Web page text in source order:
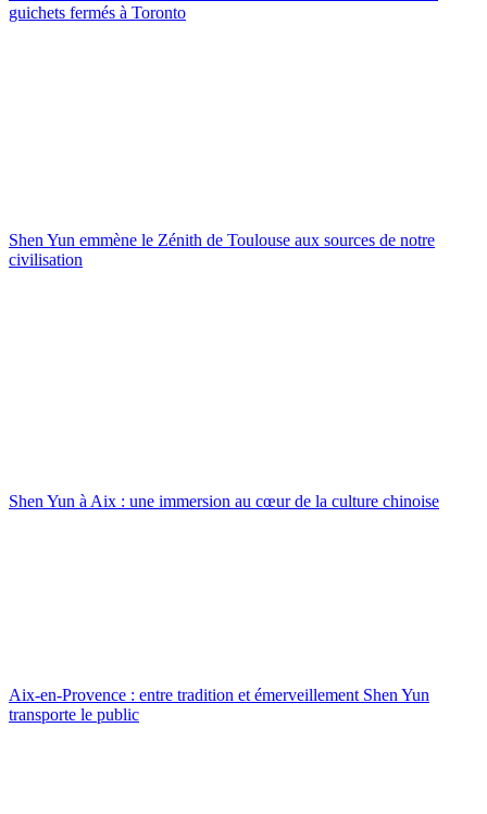
guichets fermés à Toronto
Shen Yun emmène le Zénith de Toulouse aux sources de notre
civilisation
Shen Yun à Aix : une immersion au cœur de la culture chinoise
Aix-en-Provence : entre tradition et émerveillement Shen Yun
transporte le public